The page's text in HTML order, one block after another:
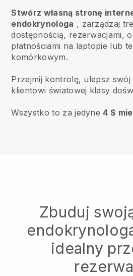
Stwórz własną stronę
endokrynologa , zarządzaj
dostępnością, rezerwacjami,
płatnościami na laptopie lub
komórkowym.
Przejmij kontrolę, ulepsz swój
klientowi światowej klasy
Wszystko to za jedyne4 $
Zbuduj
idealny